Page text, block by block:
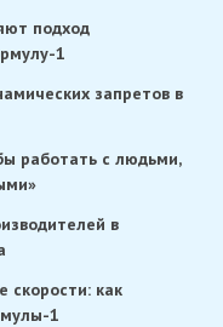
подход
1
запретов в
работать с людьми,
в
скорости: как
1